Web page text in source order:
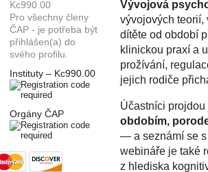
Kc990.00
Pro všechny členy
ČAP - je potřeba být
přihlášen(a) do
svého profilu.
Instituty – Kc990.00
Orgány ČAP
Vývojová
vývojových teorií,
dítěte od období
klinickou praxí a
prožívání,
jejich rodiče
Účastníci
obdobím,
— a seznámí se s
webináře je také
z hlediska